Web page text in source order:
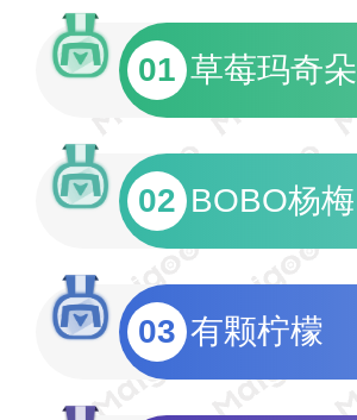
01 草莓玛奇朵
02 BOBO杨梅
03 有颗柠檬